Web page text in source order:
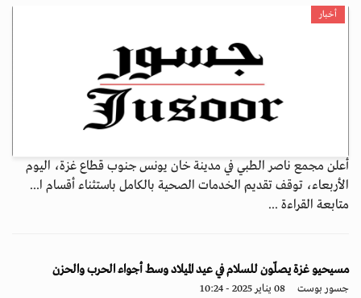
أخبار
أعلن مجمع ناصر الطبي في مدينة خان يونس جنوب قطاع غزة، اليوم
الأربعاء، توقف تقديم الخدمات الصحية بالكامل باستثناء أقسام ا...
متابعة القراءة ...
مسيحيو غزة يصلّون للسلام في عيد الميلاد وسط أجواء الحرب والحزن
جسور بوست 08 يناير 2025 - 10:24